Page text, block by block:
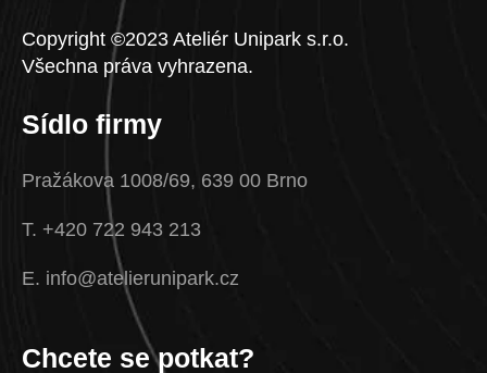
Copyright ©2023 Ateliér Unipark s.r.o.
Všechna práva vyhrazena.
Sídlo firmy
Pražákova 1008/69, 639 00 Brno
T. +420 722 943 213
E. info@atelierunipark.cz
Chcete se potkat?